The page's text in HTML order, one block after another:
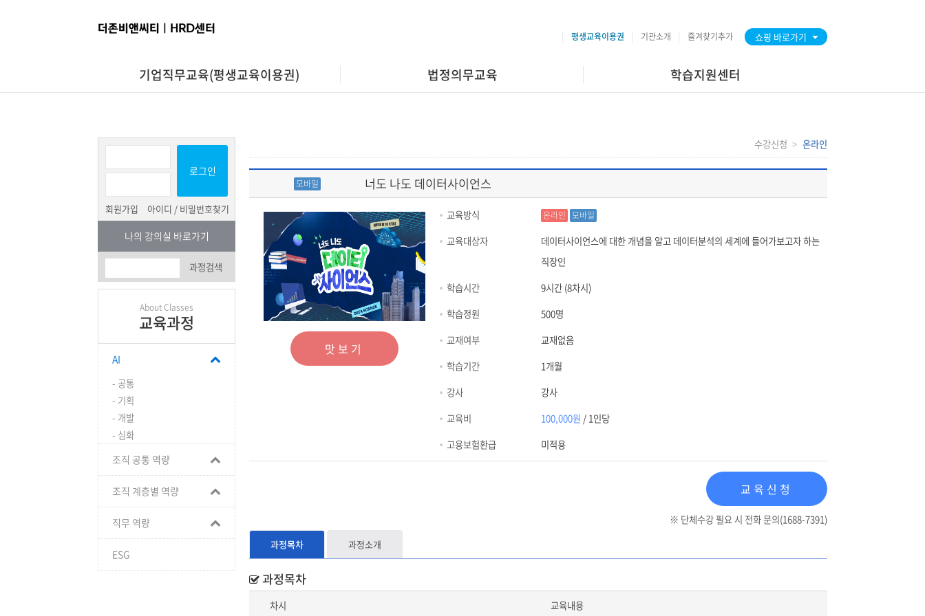
평생교육이용권 기관소개 즐겨찾기추가 쇼핑 바로가기
기업직무교육(평생교육이용권) 법정의무교육 학습지원센터
로그인
회원가입 아이디 / 비밀번호찾기
나의 강의실 바로가기
과정검색
About Classes
교육과정
AI
- 공통
- 기획
- 개발
- 심화
조직 공통 역량
조직 계층별 역량
직무 역량
ESG
수강신청 온라인
모바일 너도 나도 데이터사이언스
맛보기
교육방식 온라인 모바일
교육대상자
데이터사이언스에 대한 개념을 알고 데이터분석의 세계에 들어가보고자 하는
직장인
학습시간
9시간 (8차시)
학습정원
500명
교재여부
교재없음
학습기간
1개월
강사
강사
교육비
100,000원 / 1인당
고용보험환급
미적용
교육신청
※ 단체수강 필요 시 전화 문의(1688-7391)
과정목차
과정소개
과정목차
차시 교육내용